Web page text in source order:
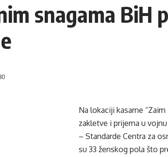
snagama BiH
Na lokaciji kasarne
zakletve i prijema u
– Standarde Centra za
su 33 ženskog pola što